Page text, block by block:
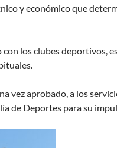
y económico que
los clubes deportivos,
vez aprobado, a los
de Deportes para su